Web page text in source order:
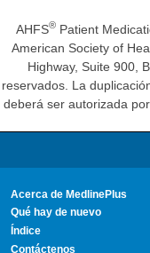
AHFS® Patient
American Society of
Highway, Suite 900,
reservados. La
deberá ser autorizada
Acerca de MedlinePlus
Qué hay de nuevo
Índice
Contáctenos